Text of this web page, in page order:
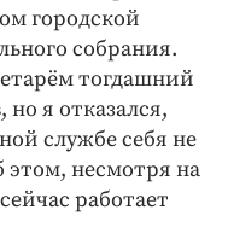
городской
собрания.
тогдашний
я отказался,
службе себя не
этом, несмотря на
работает